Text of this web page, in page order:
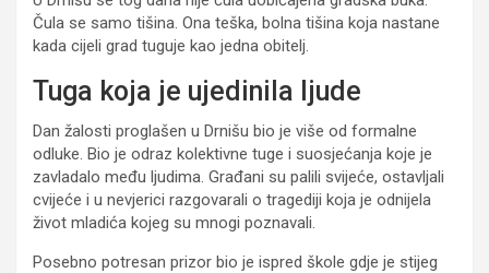
Čula se samo tišina. Ona teška, bolna tišina koja nastane
kada cijeli grad tuguje kao jedna obitelj.
Tuga koja je ujedinila ljude
Dan žalosti proglašen u Drnišu bio je više od formalne
odluke. Bio je odraz kolektivne tuge i suosjećanja koje je
zavladalo među ljudima. Građani su palili svijeće, ostavljali
cvijeće i u nevjerici razgovarali o tragediji koja je odnijela
život mladića kojeg su mnogi poznavali.
Posebno potresan prizor bio je ispred škole gdje je stijeg